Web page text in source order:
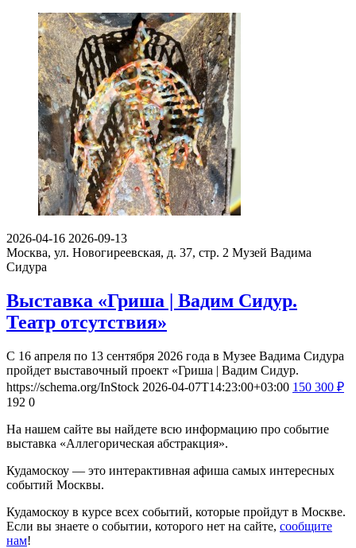
2026-04-16 2026-09-13
Москва, ул. Новогиреевская, д. 37, стр. 2 Музей Вадима
Сидура
Выставка «Гриша | Вадим Сидур.
Театр отсутствия»
С 16 апреля по 13 сентября 2026 года в Музее Вадима Сидура
пройдет выставочный проект «Гриша | Вадим Сидур.
https://schema.org/InStock 2026-04-07T14:23:00+03:00 150 300 ₽
192 0
На нашем сайте вы найдете всю информацию про событие
выставка «Аллегорическая абстракция».
Кудамоскоу — это интерактивная афиша самых интересных
событий Москвы.
Кудамоскоу в курсе всех событий, которые пройдут в Москве.
Если вы знаете о событии, которого нет на сайте, сообщите
нам!